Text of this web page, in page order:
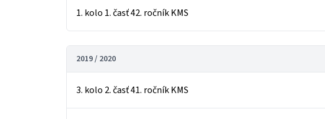
1. kolo 1. časť 42. ročník KMS
2019 / 2020
3. kolo 2. časť 41. ročník KMS